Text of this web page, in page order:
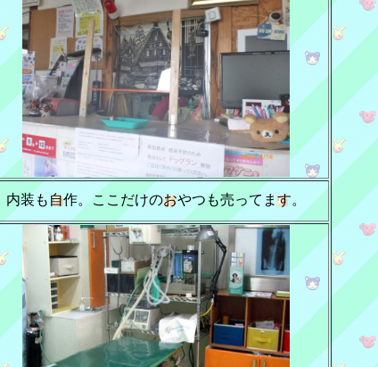
内装も自作。ここだけのおやつも売ってます。